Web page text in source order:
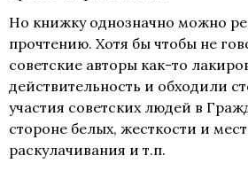
Но книжку однозначно можно
прочтению. Хотя бы чтобы не
советские авторы как-то
действительность и обходили
участия советских людей в
стороне белых, жесткости и
раскулачивания и т.п.